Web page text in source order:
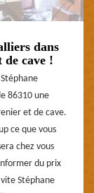
dans
de cave !
86310 une
et de cave.
ce que vous
chez vous
du prix
Stéphane